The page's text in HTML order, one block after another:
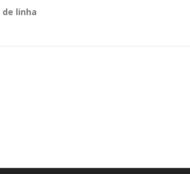
linha